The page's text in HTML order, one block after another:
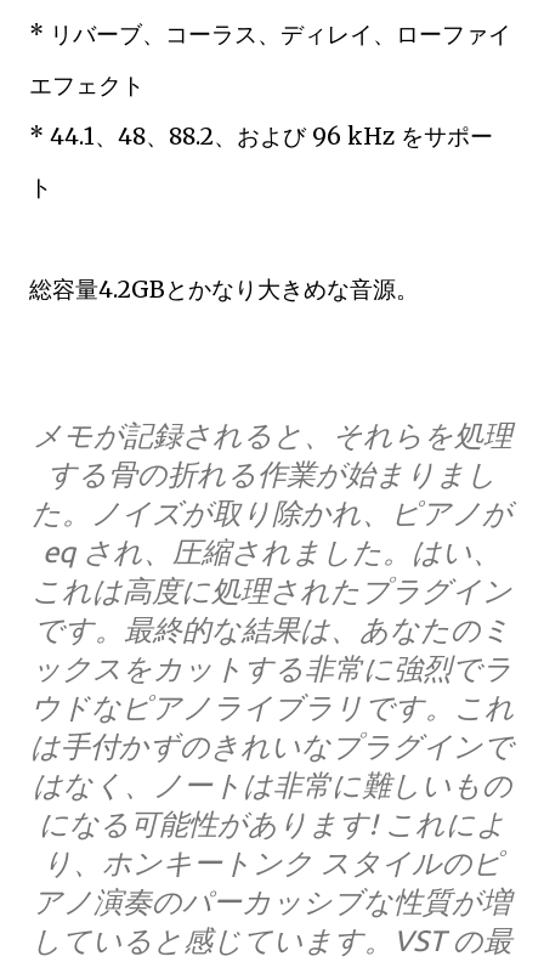
* リバーブ、コーラス、ディレイ、ローファイ
エフェクト
* 44.1、48、88.2、および 96 kHz をサポー
ト
総容量4.2GBとかなり大きめな音源。
メモが記録されると、それらを処理
する骨の折れる作業が始まりまし
た。ノイズが取り除かれ、ピアノが
eq され、圧縮されました。はい、
これは高度に処理されたプラグイン
です。最終的な結果は、あなたのミ
ックスをカットする非常に強烈でラ
ウドなピアノライブラリです。これ
は手付かずのきれいなプラグインで
はなく、ノートは非常に難しいもの
になる可能性があります! これによ
り、ホンキートンク スタイルのピ
アノ演奏のパーカッシブな性質が増
していると感じています。VST の最